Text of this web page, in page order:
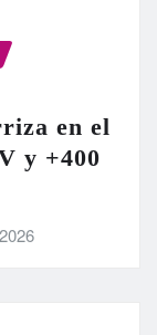
en el
y +400